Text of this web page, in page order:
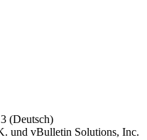
(Deutsch)
und vBulletin Solutions, Inc.